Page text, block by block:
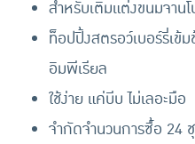
สำหรับเติมแต่งขนมจา
ท็อปปิ้งสตรอว์เบอร์รี่เข้
อิมพีเรียล
ใช้ง่าย แค่บีบ ไม่เลอะมือ
จำกัดจำนวนการซื้อ 24